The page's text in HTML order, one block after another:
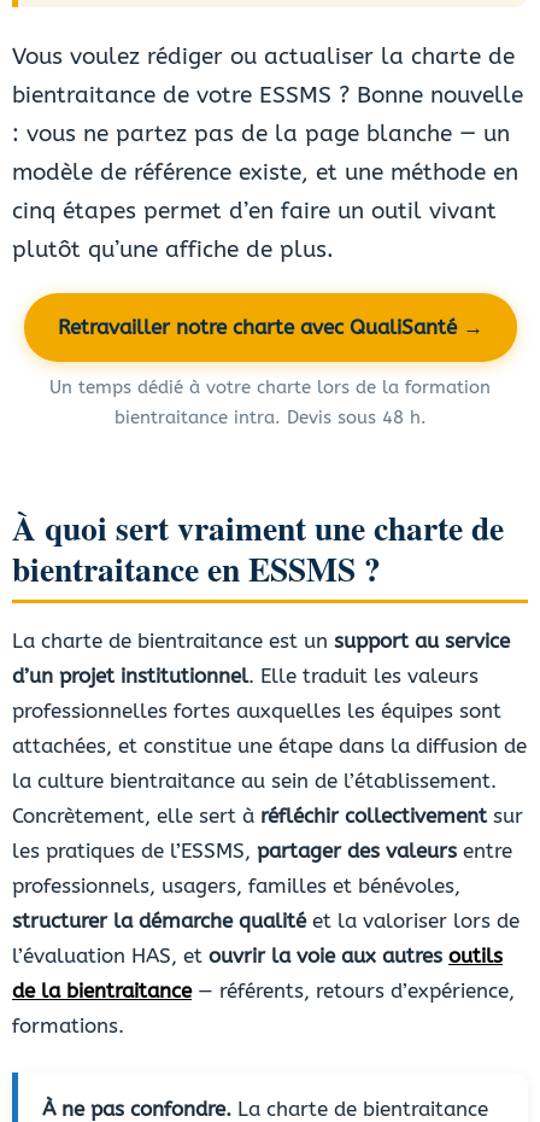
Vous voulez rédiger ou actualiser la charte de
bientraitance de votre ESSMS ? Bonne nouvelle
: vous ne partez pas de la page blanche — un
modèle de référence existe, et une méthode en
cinq étapes permet d’en faire un outil vivant
plutôt qu’une affiche de plus.
Retravailler notre charte avec QualiSanté →
Un temps dédié à votre charte lors de la formation
bientraitance intra. Devis sous 48 h.
À quoi sert vraiment une charte de
bientraitance en ESSMS ?
La charte de bientraitance est un support au service
d’un projet institutionnel. Elle traduit les valeurs
professionnelles fortes auxquelles les équipes sont
attachées, et constitue une étape dans la diffusion de
la culture bientraitance au sein de l’établissement.
Concrètement, elle sert à réfléchir collectivement sur
les pratiques de l’ESSMS, partager des valeurs entre
professionnels, usagers, familles et bénévoles,
structurer la démarche qualitéet la valoriser lors de
l’évaluation HAS, et ouvrir la voie aux autres outils
de la bientraitance— référents, retours d’expérience,
formations.
À ne pas confondre. La charte de bientraitance